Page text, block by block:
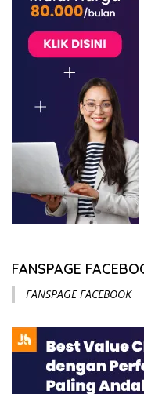
FANSPAGE
FANSPAGE FACEBOOK